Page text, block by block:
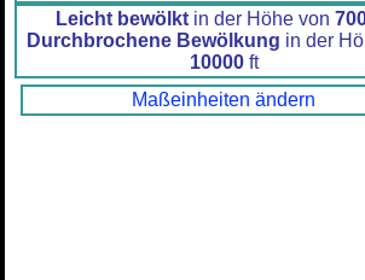
Leicht bewölktin der Höhe von
Durchbrochene Bewölkung in der
10000ft
Maßeinheiten ändern